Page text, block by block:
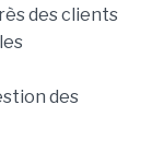
des clients
des